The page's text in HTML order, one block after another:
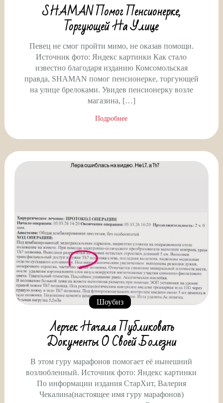
SHAMAN Помог Пенсионерке,
Торгующей На Улице
Певец не смог пройти мимо, не оказав помощи.
Источник фото: Яндекс картинки Как стало
известно благодаря изданию Комсомольская
правда, SHAMAN помог пенсионерке, торгующей
на улице брелоками. Увидев пенсионерку возле
магазина, […]
Подробнее
Шоубиз
Лерчек Начала Публиковать
Документы О Своей Болезни
В этом гуру марафонов помогает её нынешний
возлюбленный. Источник фото: Яндекс картинки
По информации издания СтарХит, Валерия
Чекалина(настоящее имя гуру марафонов)